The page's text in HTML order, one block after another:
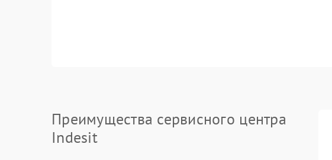
Преимущества сервисного центра
Indesit